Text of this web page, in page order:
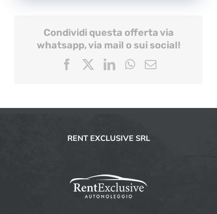
Condividi questa offerta via
whatsapp, via mail o sui social!
FacebookLinkedIn
WhatsApp
Email
RENT EXCLUSIVE SRL